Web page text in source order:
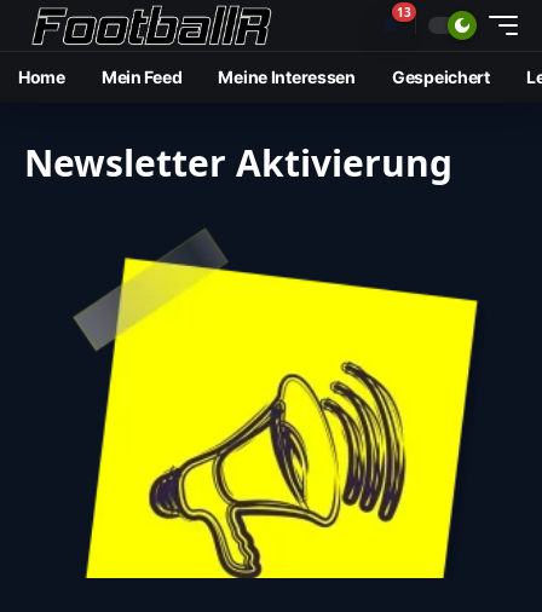
🔔13
Home Mein Feed Meine Interessen Gespeichert
Newsletter Aktivierung